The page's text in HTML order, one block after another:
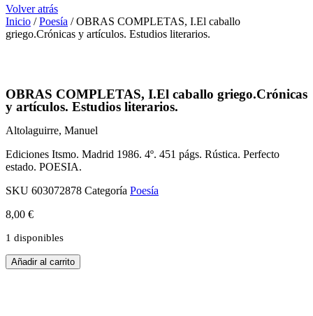
Volver atrás
Inicio /Poesía / OBRAS COMPLETAS, I.El caballo
griego.Crónicas y artículos. Estudios literarios.
OBRAS COMPLETAS, I.El caballo griego.Crónicas
y artículos. Estudios literarios.
Altolaguirre, Manuel
Ediciones Itsmo. Madrid 1986. 4º. 451 págs. Rústica. Perfecto
estado. POESIA.
SKU 603072878 Categoría Poesía
8,00 €
1 disponibles
OBRAS
COMPLETAS,
Añadir al carrito